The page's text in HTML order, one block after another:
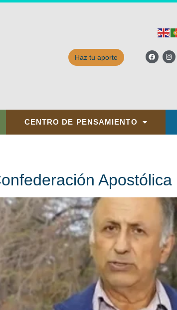
Haz tu aporte
CENTRO DE PENSAMIENTO
Apostólica